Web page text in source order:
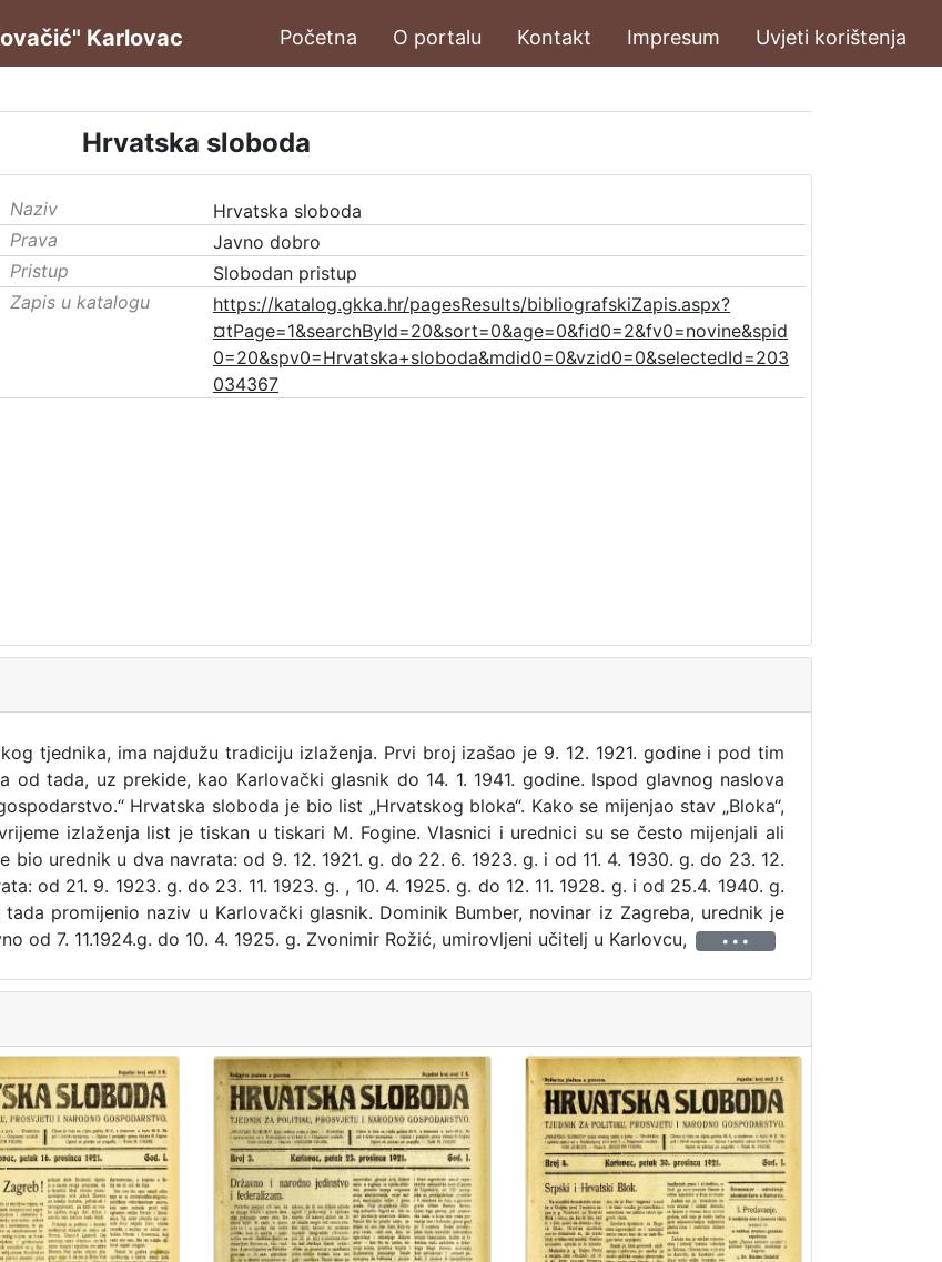
Karlovac Početna O portalu Kontakt Impresum Uvjeti korištenja
Hrvatska sloboda
Naziv
Hrvatska sloboda
Prava
Javno dobro
Pristup
Slobodan pristup
Zapis u katalogu
https://katalog.gkka.hr/pagesResults/bibliografskiZapis.aspx?
¤tPage=1&searchById=20&sort=0&age=0&fid0=2&fv0=novine&spid
0=20&spv0=Hrvatska+sloboda&mdid0=0&vzid0=0&selectedId=203
034367
tjednika, ima najdužu tradiciju izlaženja. Prvi broj izašao je 9. 12. 1921. godine i pod tim
od tada, uz prekide, kao Karlovački glasnik do 14. 1. 1941. godine. Ispod glavnog naslova
Hrvatska sloboda je bio list „Hrvatskog bloka“. Kako se mijenjao stav „Bloka“,
izlaženja list je tiskan u tiskari M. Fogine. Vlasnici i urednici su se često mijenjali ali
urednik u dva navrata: od 9. 12. 1921. g. do 22. 6. 1923. g. i od 11. 4. 1930. g. do 23. 12.
od 21. 9. 1923. g. do 23. 11. 1923. g. , 10. 4. 1925. g. do 12. 11. 1928. g. i od 25.4. 1940. g.
promijenio naziv u Karlovački glasnik. Dominik Bumber, novinar iz Zagreba, urednik je
od 7. 11.1924.g. do 10. 4. 1925. g. Zvonimir Rožić, umirovljeni učitelj u Karlovcu,
• • •